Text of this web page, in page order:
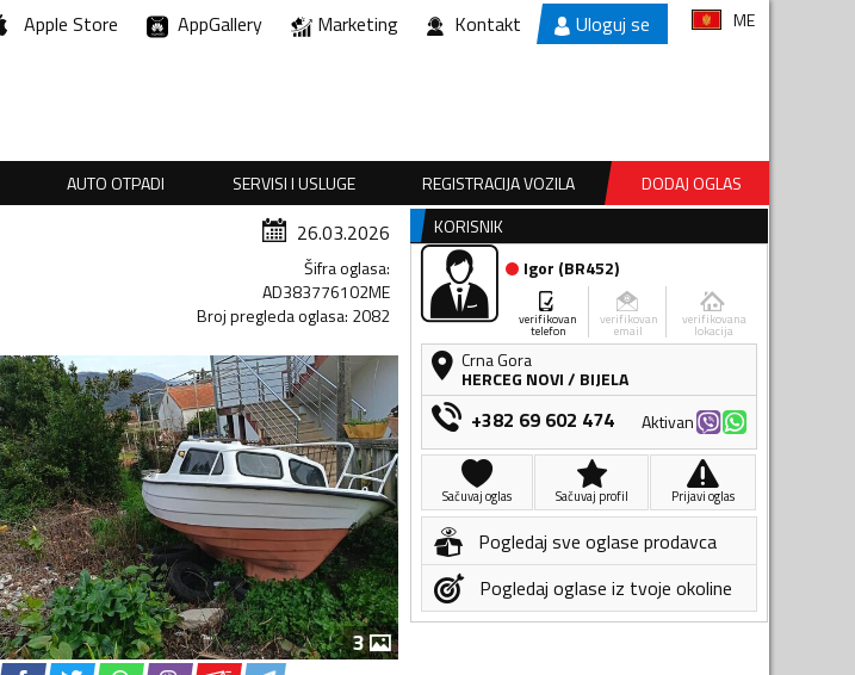
Apple Store AppGallery Marketing Kontakt Uloguj se ME
AUTO OTPADI SERVISI I USLUGE REGISTRACIJA VOZILA
DODAJ OGLAS
26.03.2026
Šifra oglasa:
AD383776102ME
Broj pregleda oglasa: 2082
3
KORISNIK
Igor (BR452)
verifikovan
telefon
verifikovan
email
verifikovana
lokacija
Crna Gora
HERCEG NOVI/ BIJELA
+382 69 602 474 Aktivan
Sačuvaj oglas Sačuvaj profil Prijavi oglas
Pogledaj sve oglase prodavca
Pogledaj oglase iz tvoje okoline